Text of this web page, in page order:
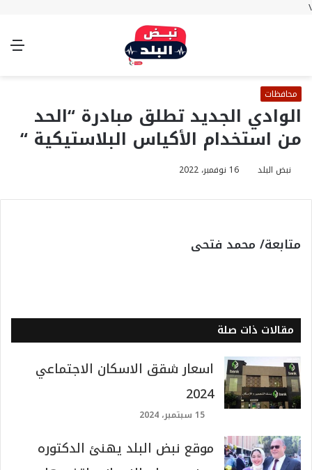
\
الوضع
محافظات
الوادي الجديد تطلق مبادرة “الحد
من استخدام الأكياس البلاستيكية “
نبض البلد 16 نوفمبر، 2022
متابعة/ محمد فتحى
مقالات ذات صلة
اسعار شقق الاسكان الاجتماعي
2024
15 سبتمبر، 2024
موقع نبض البلد يهنئ الدكتوره